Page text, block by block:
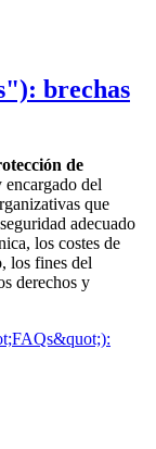
brechas
de
encargado del
que
adecuado
los costes de
los fines del
derechos y